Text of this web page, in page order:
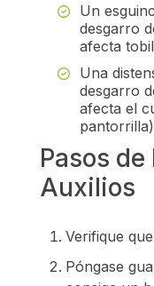
Un
desgarro
afecta
Una
desgarro
afecta el
Pasos
Auxilios
Verifique
Póngase